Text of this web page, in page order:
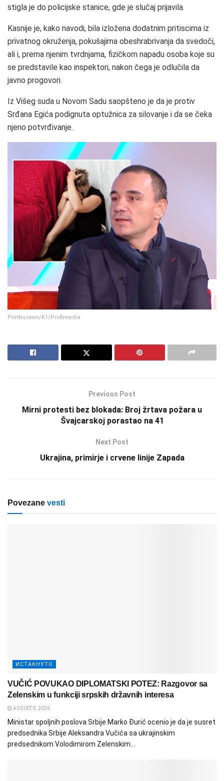
stigla je do policijske stanice, gde je slučaj prijavila.
Kasnije je, kako navodi, bila izložena dodatnim pritiscima iz
privatnog okruženja, pokušajima obeshrabrivanja da svedoči,
ali i, prema njenim tvrdnjama, fizičkom napadu osoba koje su
se predstavile kao inspektori, nakon čega je odlučila da
javno progovori.
Iz Višeg suda u Novom Sadu saopšteno je da je protiv
Srđana Egića podignuta optužnica za silovanje i da se čeka
njeno potvrđivanje.
Printscreen/K1/Profimedia
Previous Post
Mirni protesti bez blokada: Broj žrtava požara u
Švajcarskoj porastao na 41
Next Post
Ukrajina, primirje i crvene linije Zapada
Povezane vesti
ИСТАКНУТО
VUČIĆ POVUKAO DIPLOMATSKI POTEZ: Razgovor sa
Zelenskim u funkciji srpskih državnih interesa
AVGUST 8, 2026
Ministar spoljnih poslova Srbije Marko Đurić ocenio je da je susret
predsednika Srbije Aleksandra Vučića sa ukrajinskim
predsednikom Volodimirom Zelenskim...